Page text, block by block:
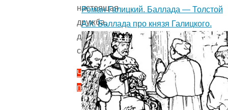
настоящая
дружба,
доброта,
сочувствие.>
Читать
полностью
"Преданный
Роман Галицкий. Баллада — Толстой
А.К. Баллада про князя Галицкого.